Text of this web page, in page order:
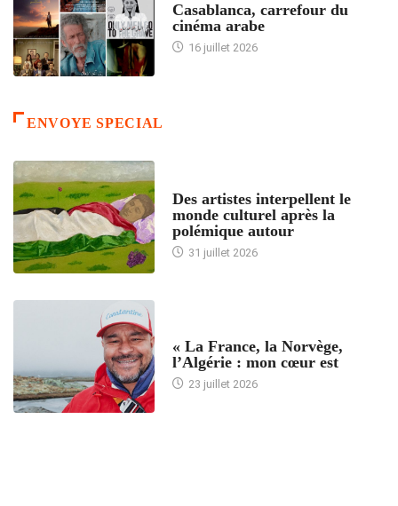
Casablanca, carrefour du
cinéma arabe
16 juillet 2026
ENVOYE SPECIAL
Des artistes interpellent le
monde culturel après la
polémique autour
31 juillet 2026
« La France, la Norvège,
l’Algérie : mon cœur est
23 juillet 2026